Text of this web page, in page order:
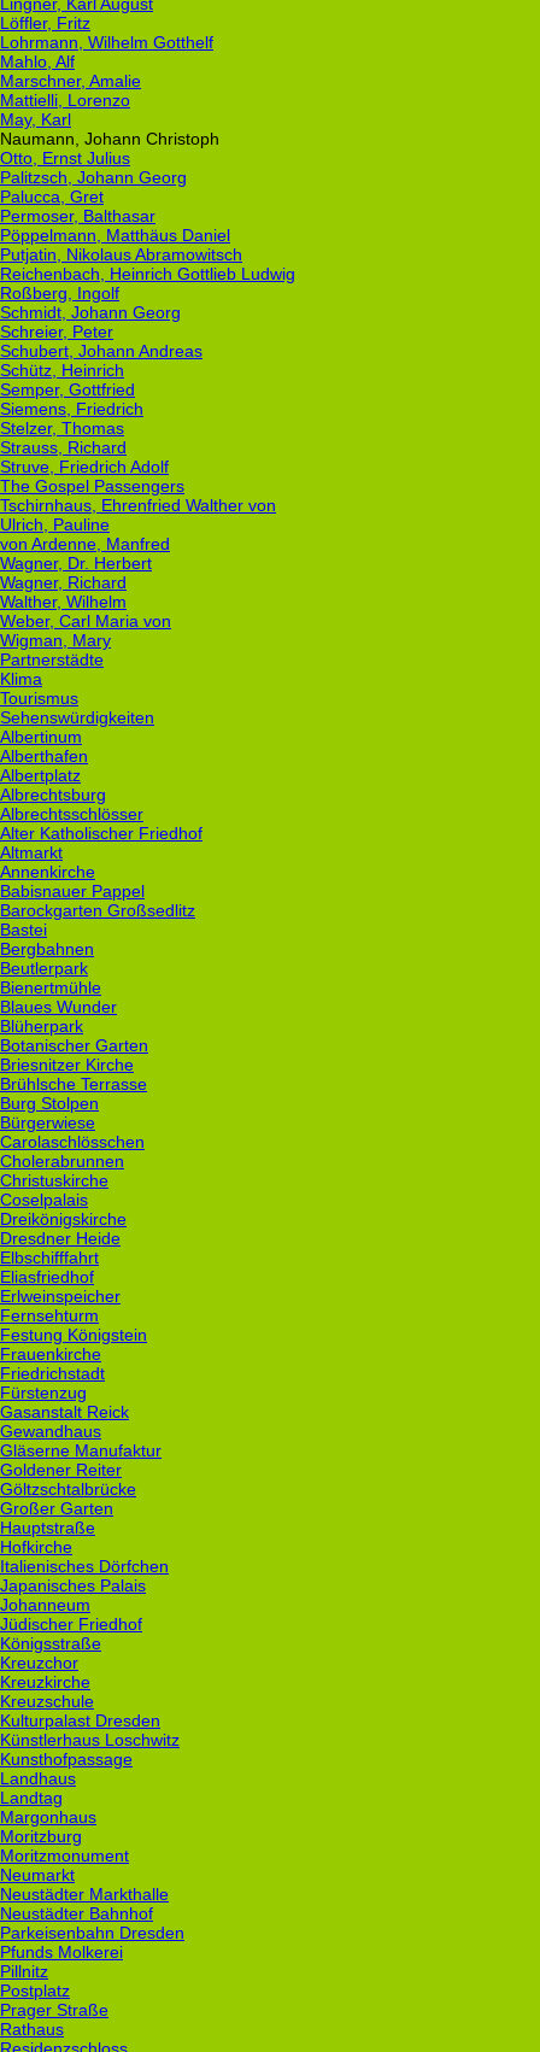
Löffler, Fritz
Lohrmann, Wilhelm Gotthelf
Mahlo, Alf
Marschner, Amalie
Mattielli, Lorenzo
May, Karl
Naumann, Johann Christoph
Otto, Ernst Julius
Palitzsch, Johann Georg
Palucca, Gret
Permoser, Balthasar
Pöppelmann, Matthäus Daniel
Putjatin, Nikolaus Abramowitsch
Reichenbach, Heinrich Gottlieb Ludwig
Roßberg, Ingolf
Schmidt, Johann Georg
Schreier, Peter
Schubert, Johann Andreas
Schütz, Heinrich
Semper, Gottfried
Siemens, Friedrich
Stelzer, Thomas
Strauss, Richard
Struve, Friedrich Adolf
The Gospel Passengers
Tschirnhaus, Ehrenfried Walther von
Ulrich, Pauline
von Ardenne, Manfred
Wagner, Dr. Herbert
Wagner, Richard
Walther, Wilhelm
Weber, Carl Maria von
Wigman, Mary
Partnerstädte
Klima
Tourismus
Sehenswürdigkeiten
Albertinum
Alberthafen
Albertplatz
Albrechtsburg
Albrechtsschlösser
Alter Katholischer Friedhof
Altmarkt
Annenkirche
Babisnauer Pappel
Barockgarten Großsedlitz
Bastei
Bergbahnen
Beutlerpark
Bienertmühle
Blaues Wunder
Blüherpark
Botanischer Garten
Briesnitzer Kirche
Brühlsche Terrasse
Burg Stolpen
Bürgerwiese
Carolaschlösschen
Cholerabrunnen
Christuskirche
Coselpalais
Dreikönigskirche
Dresdner Heide
Elbschifffahrt
Eliasfriedhof
Erlweinspeicher
Fernsehturm
Festung Königstein
Frauenkirche
Friedrichstadt
Fürstenzug
Gasanstalt Reick
Gewandhaus
Gläserne Manufaktur
Goldener Reiter
Göltzschtalbrücke
Großer Garten
Hauptstraße
Hofkirche
Italienisches Dörfchen
Japanisches Palais
Johanneum
Jüdischer Friedhof
Königsstraße
Kreuzchor
Kreuzkirche
Kreuzschule
Kulturpalast Dresden
Künstlerhaus Loschwitz
Kunsthofpassage
Landhaus
Landtag
Margonhaus
Moritzburg
Moritzmonument
Neumarkt
Neustädter Markthalle
Neustädter Bahnhof
Parkeisenbahn Dresden
Pfunds Molkerei
Pillnitz
Postplatz
Prager Straße
Rathaus